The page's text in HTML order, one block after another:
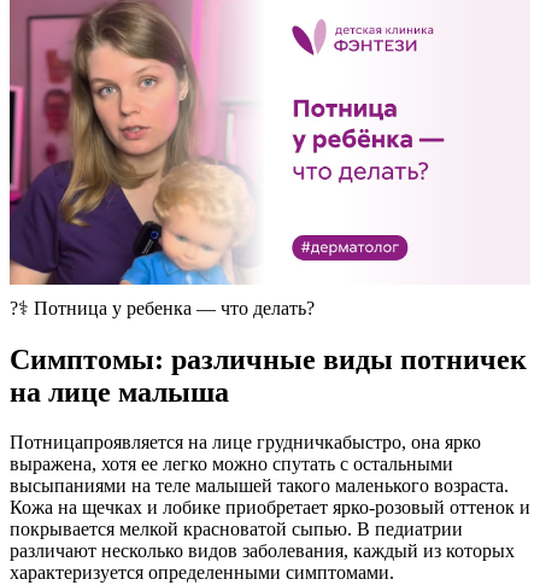
​?‍⚕️ Потница у ребенка — что делать?
Симптомы: различные виды потничек
на лице малыша
Потницапроявляется на лице грудничкабыстро, она ярко
выражена, хотя ее легко можно спутать с остальными
высыпаниями на теле малышей такого маленького возраста.
Кожа на щечках и лобике приобретает ярко-розовый оттенок и
покрывается мелкой красноватой сыпью. В педиатрии
различают несколько видов заболевания, каждый из которых
характеризуется определенными симптомами.